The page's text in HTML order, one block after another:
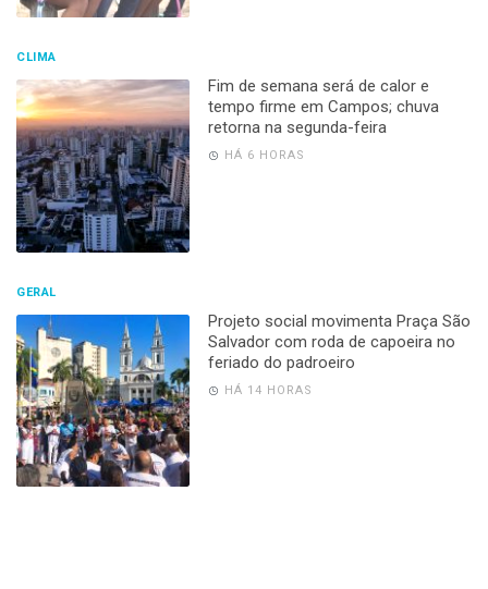
CLIMA
Fim de semana será de calor e
tempo firme em Campos; chuva
retorna na segunda-feira
HÁ 6 HORAS
GERAL
Projeto social movimenta Praça São
Salvador com roda de capoeira no
feriado do padroeiro
HÁ 14 HORAS